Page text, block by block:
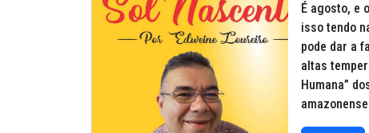
É agosto, e
isso tendo
pode dar a
altas
Humana”